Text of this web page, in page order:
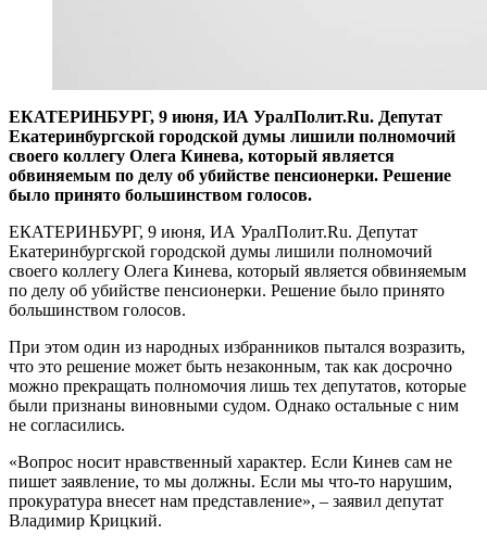
ЕКАТЕРИНБУРГ, 9 июня, ИА УралПолит.Ru. Депутат
Екатеринбургской городской думы лишили полномочий
своего коллегу Олега Кинева, который является
обвиняемым по делу об убийстве пенсионерки. Решение
было принято большинством голосов.
ЕКАТЕРИНБУРГ, 9 июня, ИА УралПолит.Ru. Депутат
Екатеринбургской городской думы лишили полномочий
своего коллегу Олега Кинева, который является обвиняемым
по делу об убийстве пенсионерки. Решение было принято
большинством голосов.
При этом один из народных избранников пытался возразить,
что это решение может быть незаконным, так как досрочно
можно прекращать полномочия лишь тех депутатов, которые
были признаны виновными судом. Однако остальные с ним
не согласились.
«Вопрос носит нравственный характер. Если Кинев сам не
пишет заявление, то мы должны. Если мы что-то нарушим,
прокуратура внесет нам представление», – заявил депутат
Владимир Крицкий.